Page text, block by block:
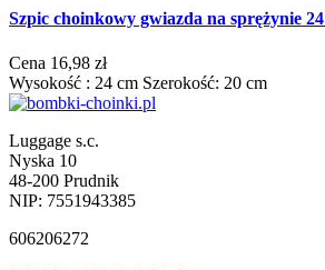
Szpic choinkowy gwiazda na sprężynie
Cena 16,98 zł
Wysokość : 24 cm Szerokość: 20 cm
Luggage s.c.
Nyska 10
48-200 Prudnik
NIP: 7551943385
606206272